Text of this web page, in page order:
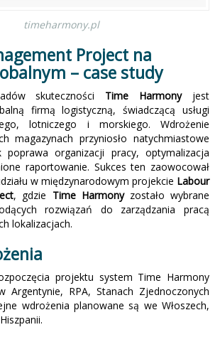
timeharmony.pl
Project na
– case study
skuteczności Time Harmony jest
firmą logistyczną, świadczącą usługi
lotniczego i morskiego. Wdrożenie
magazynach przyniosło natychmiastowe
organizacji pracy, optymalizacja
raportowanie. Sukces ten zaowocował
w międzynarodowym projekcie Labour
, gdzie Time Harmonyzostało wybrane
rozwiązań do zarządzania pracą
lokalizacjach.
projektu system Time Harmony
Argentynie, RPA, Stanach Zjednoczonych
wdrożenia planowane są we Włoszech,